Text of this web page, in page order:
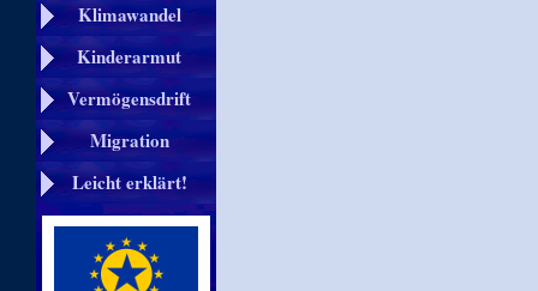
Klimawandel
Kinderarmut
Vermögensdrift
Migration
Leicht erklärt!